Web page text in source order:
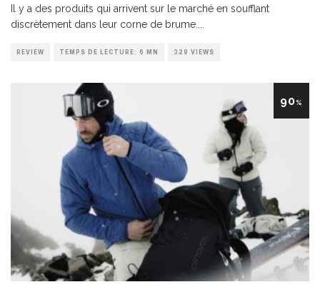
Il y a des produits qui arrivent sur le marché en soufflant
discrètement dans leur corne de brume.
REVIEW TEMPS DE LECTURE: 6 MN 329 VIEWS
90%